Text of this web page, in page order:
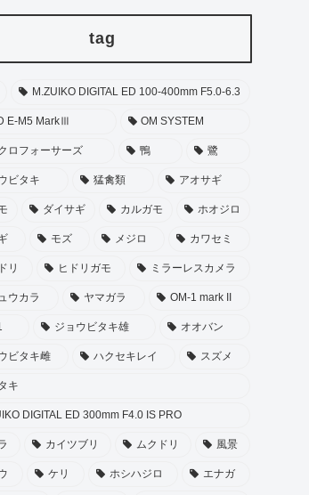
tag
M.ZUIKO DIGITAL ED 100-400mm F5.0-6.3
E-M5 MarkⅢ OM SYSTEM
ロフォーサーズ 鴨 鷺
ビタキ 猛禽類 アオサギ
ダイサギ カルガモ ホオジロ
モズ メジロ カワセミ
リ ヒドリガモ ミラーレスカメラ
ウカラ ヤマガラ OM-1 mark II
ジョウビタキ雄 オオバン
ビタキ雌 ハクセキレイ スズメ
キ
DIGITAL ED 300mm F4.0 IS PRO
カイツブリ ムクドリ 風景
ケリ ホシハジロ エナガ